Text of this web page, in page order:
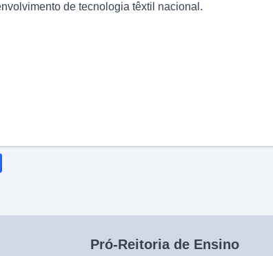
de tecnologia têxtil nacional.
Pró-Reitoria de Ensino